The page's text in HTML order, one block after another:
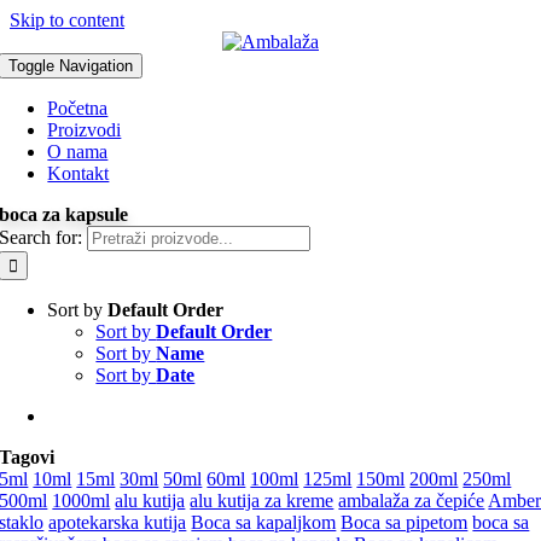
Skip to content
Toggle Navigation
Početna
Proizvodi
O nama
Kontakt
boca za kapsule
Search for:
Sort byDefault Order
Sort byDefault Order
Sort byName
Sort byDate
Tagovi
5ml 10ml 15ml 30ml 50ml 60ml 100ml 125ml 150ml 200ml 250ml
500ml 1000ml alu kutija alu kutija za kreme ambalaža za čepiće Amber
staklo apotekarska kutija Boca sa kapaljkom Boca sa pipetom boca sa